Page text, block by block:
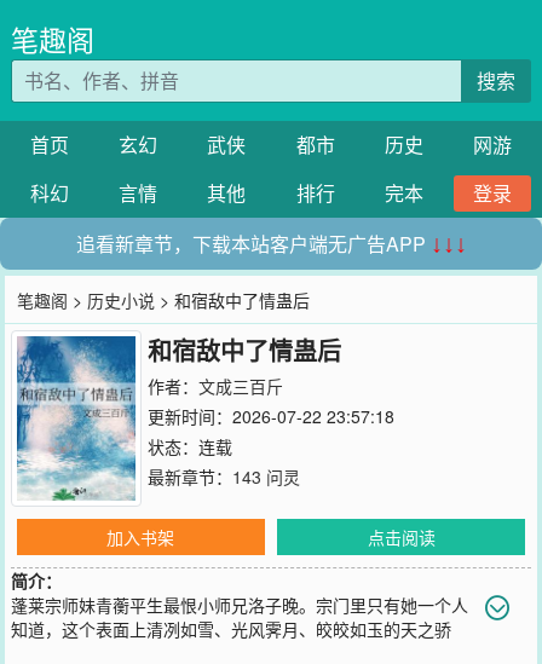
笔趣阁
搜索
首页 玄幻 武侠 都市 历史
网游
科幻
言情 其他 排行 完本
登录
追看新章节，下载本站客户端无广告APP ↓↓↓
笔趣阁 > 历史小说 > 和宿敌中了情蛊后
和宿敌中了情蛊后
作者： 文成三百斤
更新时间：2026-07-22 23:57:18
状态：连载
最新章节： 143 问灵
加入书架
点击阅读
简介：
蓬莱宗师妹青蘅平生最恨小师兄洛子晚。宗门里只有她一个人
知道，这个表面上清冽如雪、光风霁月、皎皎如玉的天之骄